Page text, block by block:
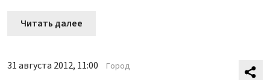
Читать далее
31 августа 2012, 11:00 Город